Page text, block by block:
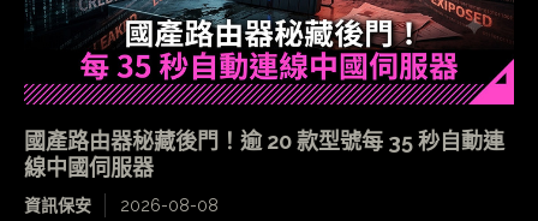
國產路由器秘藏後門！逾 20 款型號每 35 秒自動連
線中國伺服器
資訊保安 2026-08-08